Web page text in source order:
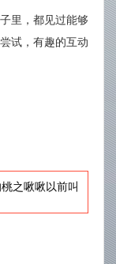
里，都见过能够
试，有趣的互动
之啾啾以前叫